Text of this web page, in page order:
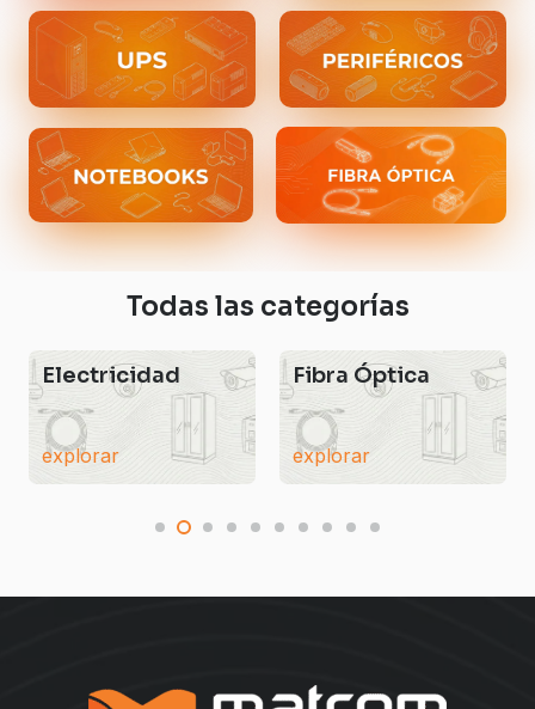
Todas las categorías
Electricidad
explorar
Fibra Óptica
explorar